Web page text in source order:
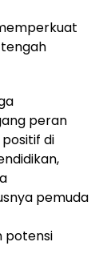
peran
di
pemuda
potensi